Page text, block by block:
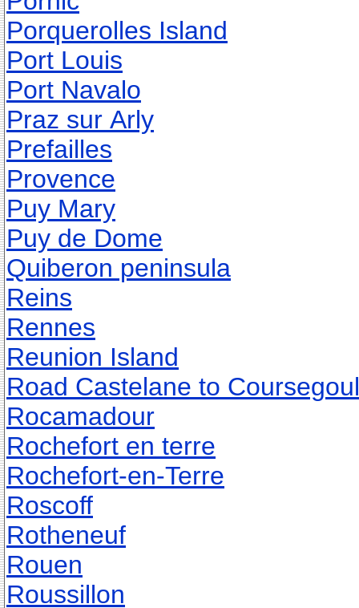
Porquerolles Island
Port Louis
Port Navalo
Praz sur Arly
Prefailles
Provence
Puy Mary
Puy de Dome
Quiberon peninsula
Reins
Rennes
Reunion Island
Road Castelane to
Rocamadour
Rochefort en terre
Rochefort-en-Terre
Roscoff
Rotheneuf
Rouen
Roussillon